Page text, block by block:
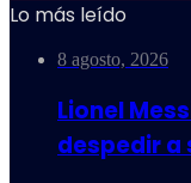
Lo más leído
8 agosto, 2026
Lionel
despedir a